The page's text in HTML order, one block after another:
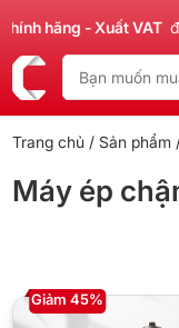
hãng - Xuất VAT
Trang chủ / Sản phẩm
Máy ép
Giảm 45%